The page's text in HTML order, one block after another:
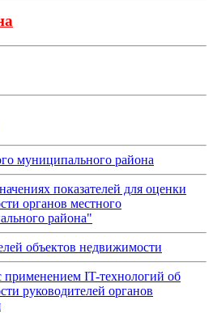
муниципального района
показателей для оценки
органов местного
района"
объектов недвижимости
применением IT-технологий об
руководителей органов